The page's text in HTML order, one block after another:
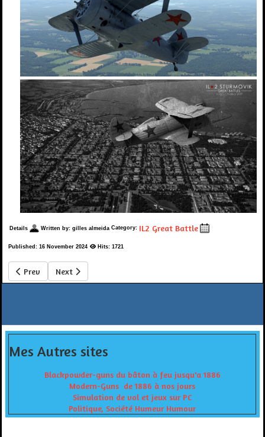
Details Written by: gilles almeida Category: IL2 Great Battle
Published: 16 November 2024 Hits: 1721
Previous article: Flying Circus vol IV dans la boutique 1CGS
Prev Next article: IL2 Great Battle toujours supporté par 1CGS
Next
Mes Autres sites
Blackpowder-guns du bâton à feu jusqu'a 1886
Modern-Guns de 1886 à nos jours
Simulation de vol et jeux sur PC
Politique, Société Humeur Humour